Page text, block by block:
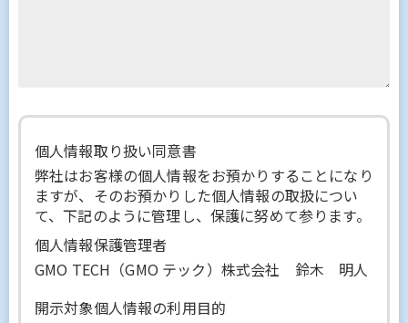
個人情報取り扱い同意書
弊社はお客様の個人情報をお預かりすることになり
ますが、そのお預かりした個人情報の取扱につい
て、下記のように管理し、保護に努めて参ります。
個人情報保護管理者
GMO TECH（GMO テック）株式会社 鈴木 明人
開示対象個人情報の利用目的